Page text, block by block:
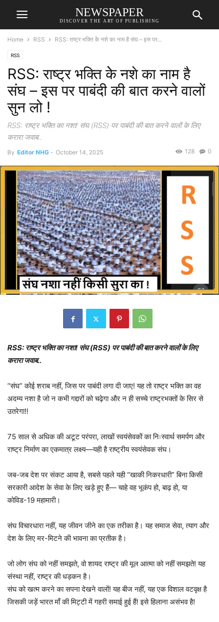
NEWSPAPER
DISCOVER THE ART OF PUBLISHING
Home RSS RSS: राष्ट्र भक्ति केे नशे का नाम है संघ – इस पर...
RSS
RSS: राष्ट्र भक्ति केे नशे का नाम है
संघ – इस पर पाबंदी की बात करने वालों
सुन लो !
RSS: राष्ट्र भक्ति का नशा! संघ (RSS) पर पाबंदी की बात करने वालों के लिए
करारा जवाब..
By Editor NHG - October 14, 2025 0
128
RSS: राष्ट्र भक्ति का नशा! संघ (RSS) पर पाबंदी की बात करने वालों के लिए
करारा जवाब..
“संघ” कोई शराब नहीं, जिस पर पाबंदी लगा दी जाए! यह तो राष्ट्र भक्ति का वह
अदम्य नशा है जो न कभी गद्दारों को चढ़ेगा और न ही सच्चे राष्ट्रभक्तों के सिर से
उतरेगा!!
75 साल से अधिक की अटूट परंपरा, लाखों स्वयंसेवकों का निःस्वार्थ समर्पण और
राष्ट्र निर्माण का एकमात्र लक्ष्य—यही है राष्ट्रीय स्वयंसेवक संघ।
जब-जब देश पर संकट आया है, सबसे पहले यही “खाकी निकरधारी” बिना किसी
सरकारी आदेश के सेवा के लिए खड़े हुए हैं— चाहे वह भूकंप हो, बाढ़ हो, या
कोविड-19 महामारी।
संघ विचारधारा नहीं, यह जीवन जीने का एक तरीका है। यह समाज सेवा, त्याग और
देश के लिए मर-मिटने की भावना का प्रतीक है।
जो लोग संघ को नहीं समझते, वो शायद राष्ट्र की मूल आत्मा को नहीं समझते! यह
संस्था नहीं, राष्ट्र की धड़कन है।
संघ को खत्म करने का सपना देखने वालों! यह बीज नहीं, यह एक विशाल वटवृक्ष है
जिसकी जड़ें भारत माँ की मिट्टी में गहरी समाई हुई हैं! इसे हिलाना असंभव है!